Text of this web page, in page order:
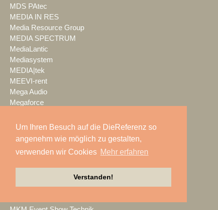
Um Ihren Besuch auf die DieReferenz so
angenehm wie möglich zu gestalten,
verwenden wir Cookies Mehr erfahren
Verstanden!
MDS PAtec
MEDIA IN RES
Media Resource Group
MEDIA SPECTRUM
MediaLantic
Mediasystem
MEDIA|tek
MEEVI-rent
Mega Audio
Megaforce
Merging Technologies
Meyer Sound
Miet-pa
MILOS
MisterMaster